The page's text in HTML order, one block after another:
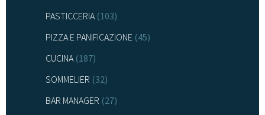
PASTICCERIA(103)
PIZZA E PANIFICAZIONE (45)
CUCINA(187)
SOMMELIER (32)
BAR MANAGER (27)